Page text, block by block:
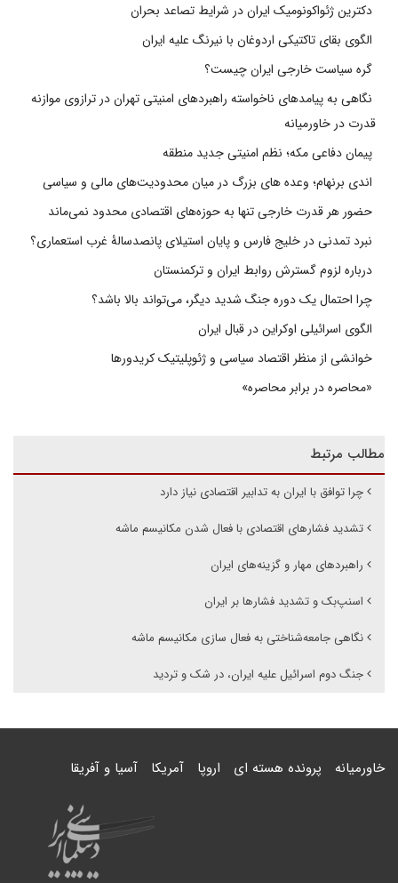
دکترین ژئواکونومیک ایران در شرایط تصاعد بحران
الگوی بقای تاکتیکی اردوغان با نیرنگ علیه ایران
گره سیاست خارجی ایران چیست؟
نگاهی به پیامدهای ناخواسته راهبردهای امنیتی تهران در ترازوی موازنه
قدرت در خاورمیانه
پیمان دفاعی مکه؛ نظم امنیتی جدید منطقه
اندی برنهام؛ وعده های بزرگ در میان محدودیت‌های مالی و سیاسی
حضور هر قدرت خارجی تنها به حوزه‌های اقتصادی محدود نمی‌ماند
نبرد تمدنی در خلیج فارس و پایان استیلای پانصدسالۀ غرب استعماری؟
درباره لزوم گسترش روابط ایران و ترکمنستان
چرا احتمال یک دوره جنگ شدید دیگر، می‌تواند بالا باشد؟
الگوی اسرائیلی اوکراین در قبال ایران
خوانشی از منظر اقتصاد سیاسی و ژئوپلیتیک کریدورها
«محاصره در برابر محاصره»
مطالب مرتبط
چرا توافق با ایران به تدابیر اقتصادی نیاز دارد
تشدید فشارهای اقتصادی با فعال شدن مکانیسم ماشه
راهبردهای مهار و گزینه‌های ایران
اسنپ‌بک و تشدید فشارها بر ایران
نگاهی جامعه‌شناختی به فعال سازی مکانیسم ماشه
جنگ دوم اسرائیل علیه ایران، در شک و تردید
خاورمیانه پرونده هسته ای اروپا آمریکا آسیا و آفریقا